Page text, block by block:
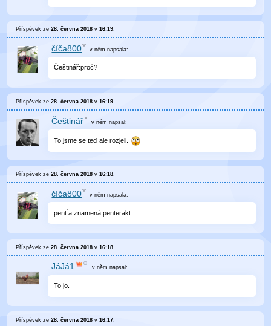
Příspěvek ze28. června 2018 v16:19
číča800 v něm napsala:
Češtinář:proč?
Příspěvek ze28. června 2018 v16:19.
Češtinář v něm napsal:
To jsme se teď ale rozjeli.
Příspěvek ze28. června 2018 v16:18.
číča800 v něm napsala:
pent ́a znamená penterakt
Příspěvek ze28. června 2018 v16:18
JáJá1 v něm napsal:
To jo.
Příspěvek ze28. června 2018 v16:17